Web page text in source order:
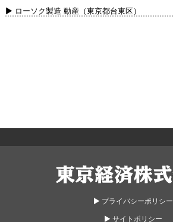
▶ ローソク製造 動産（東京都台東区）
▶︎ プライバシーポリシー
▶︎ サイトポリシー